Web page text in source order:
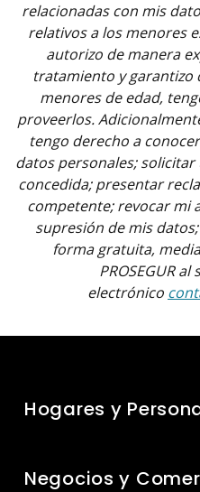
relacionadas con mis
relativos a los menores
autorizo de manera
tratamiento y garantizo
menores de edad,
proveerlos.
tengo derecho a
datos personales;
concedida; presentar
competente; revocar mi
supresión de mis
forma gratuita,
PROSEGUR
electrónico
Hogares y
Negocios y